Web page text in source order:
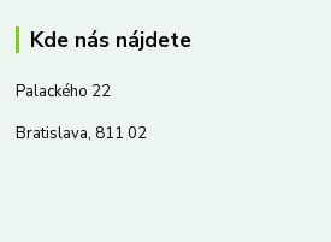
Kde nás nájdete
Palackého 22
Bratislava, 811 02